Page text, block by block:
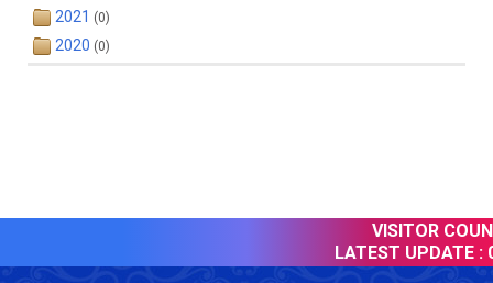
2021 (0)
2020 (0)
VISITOR
LATEST UPDATE :